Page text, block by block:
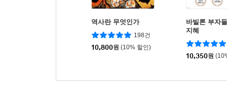
역사란 무엇인가
198건
10,800원 (10% 할인)
바빌론 부자
지혜
10,350원